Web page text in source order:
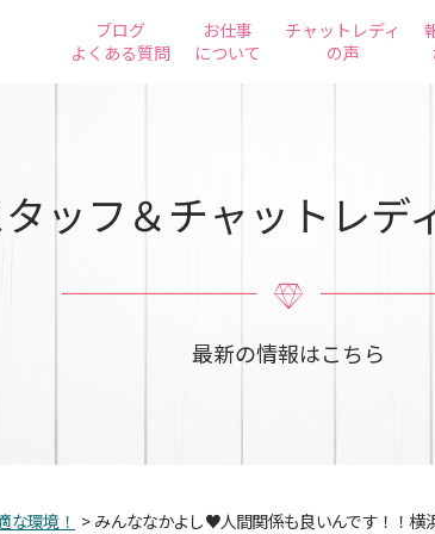
ブログ
よくある質問
お仕事
について
チャットレディ
の声
ッフ＆チャットレデ
最新の情報はこちら
環境！ > みんななかよし♥人間関係も良いんです！！横